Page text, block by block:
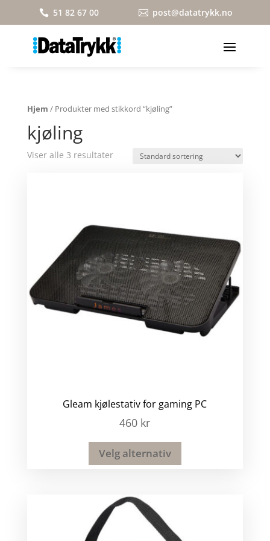
 51 82 67 00  post@datatrykk.no
Hjem / Produkter med stikkord “kjøling”
kjøling
Viser alle 3 resultater
Gleam kjølestativ for gaming PC
460 kr
Velg alternativ